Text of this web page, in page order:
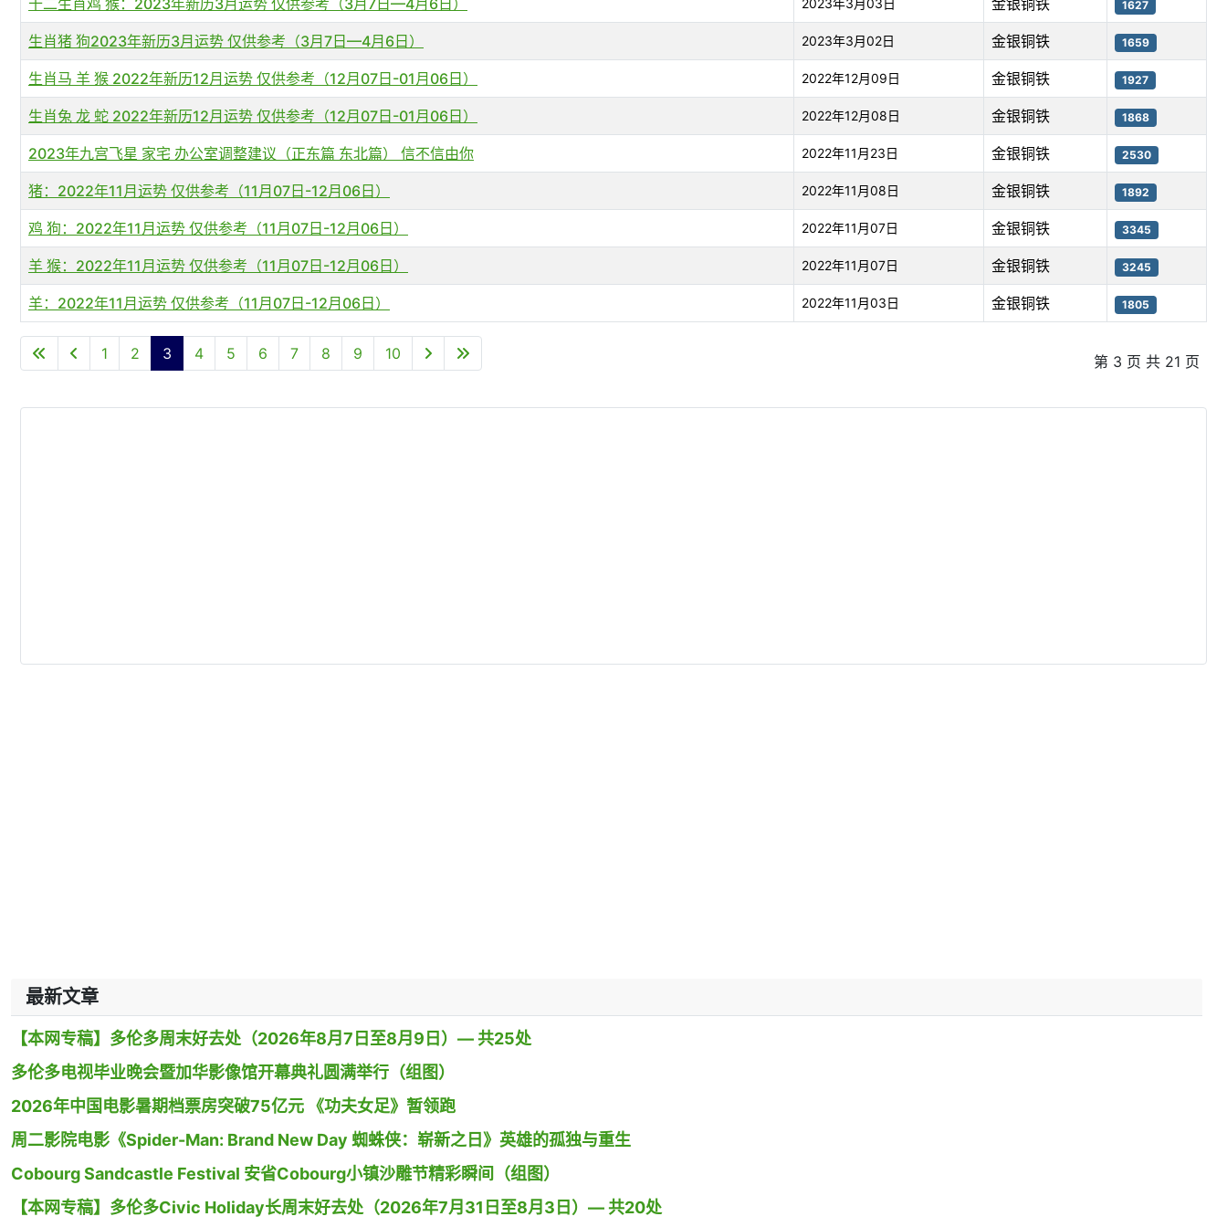
文章列表
2023年3月03日 1627
生肖猪 狗2023年新历3月运势 仅供参考（3月7日—4月6日） 2023年3月02日 金银铜铁 1659
生肖马 羊 猴 2022年新历12月运势 仅供参考（12月07日-01月06日） 2022年12月09日 金银铜铁 1927
生肖兔 龙 蛇 2022年新历12月运势 仅供参考（12月07日-01月06日） 2022年12月08日 金银铜铁 1868
2023年九宫飞星 家宅 办公室调整建议（正东篇 东北篇） 信不信由你 2022年11月23日 金银铜铁 2530
猪：2022年11月运势 仅供参考（11月07日-12月06日） 2022年11月08日 金银铜铁 1892
鸡 狗：2022年11月运势 仅供参考（11月07日-12月06日） 2022年11月07日 金银铜铁 3345
羊 猴：2022年11月运势 仅供参考（11月07日-12月06日） 2022年11月07日 金银铜铁 3245
羊：2022年11月运势 仅供参考（11月07日-12月06日） 2022年11月03日 金银铜铁 1805
第 3 页 共 21 页
1 2 3 4 5 6 7 8 9 10
最新文章
【本网专稿】多伦多周末好去处（2026年8月7日至8月9日）— 共25处
多伦多电视毕业晚会暨加华影像馆开幕典礼圆满举行（组图）
2026年中国电影暑期档票房突破75亿元 《功夫女足》暂领跑
周二影院电影《Spider-Man: Brand New Day 蜘蛛侠：崭新之日》英雄的孤独与重生
Cobourg Sandcastle Festival 安省Cobourg小镇沙雕节精彩瞬间（组图）
【本网专稿】多伦多Civic Holiday长周末好去处（2026年7月31日至8月3日）— 共20处